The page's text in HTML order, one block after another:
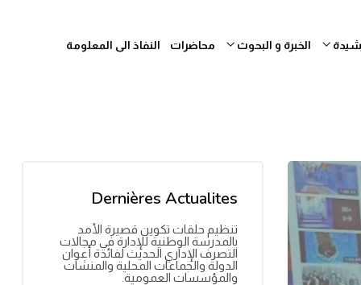
الخبرة و البحوث محاضرات
النفاذ الى المعلومة
Dernières Actualites
تنظيم حلقات تكوين قصيرة الأمد
بالمدرسة الوطنية للإدارة في مجالات
التصرف الإداري الحديث لفائدة أعوان
الدولة والجماعات المحلية والمنشآت
والمؤسسات العمومية.